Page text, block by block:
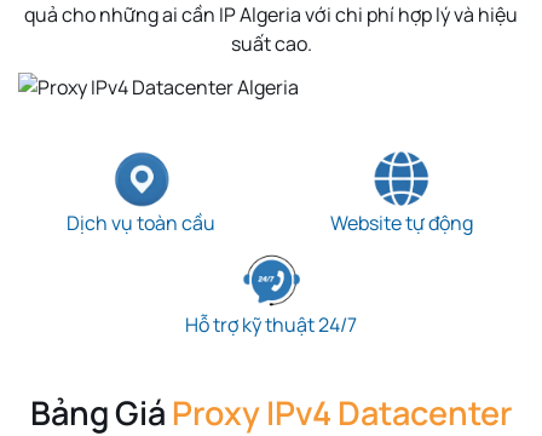
quả cho những ai cần IPAlgeriavới chi phí hợp lý và hiệu
suất cao.
Dịch vụ toàn cầu Website tự động
Hỗ trợ kỹ thuật 24/7
Bảng Giá Proxy IPv4 Datacenter